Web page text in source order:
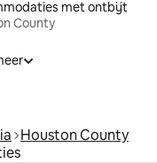
met ontbijt
County
Houston County